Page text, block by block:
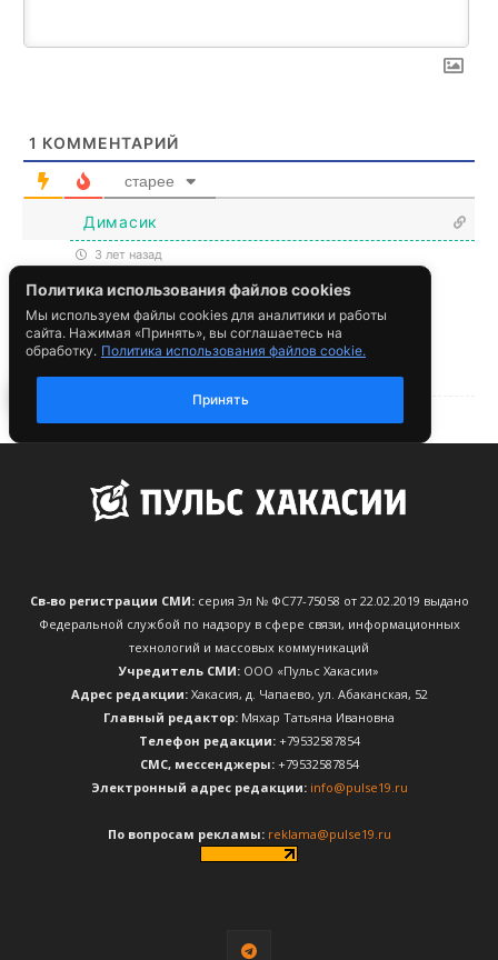
Св-во регистрации СМИ:серия Эл № ФС77-75058 от 22.02.2019 выдано
Федеральной службой по надзору в сфере связи, информационных
технологий и массовых коммуникаций
Учредитель СМИ: ООО «Пульс Хакасии»
Адрес редакции:Хакасия, д. Чапаево, ул. Абаканская, 52
Главный редактор: Мяхар Татьяна Ивановна
Телефон редакции:+79532587854
CМС, мессенджеры:+79532587854
Электронный адрес редакции: info@pulse19.ru
По вопросам рекламы: reklama@pulse19.ru